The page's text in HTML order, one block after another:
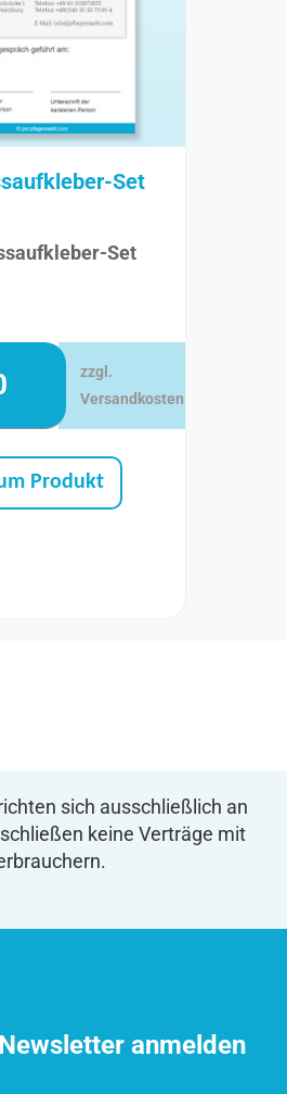
Set
Set
zzgl.
Versandkosten
Produkt
sich ausschließlich an
keine Verträge mit
anmelden